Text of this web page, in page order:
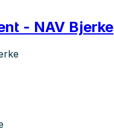
- NAV Bjerke